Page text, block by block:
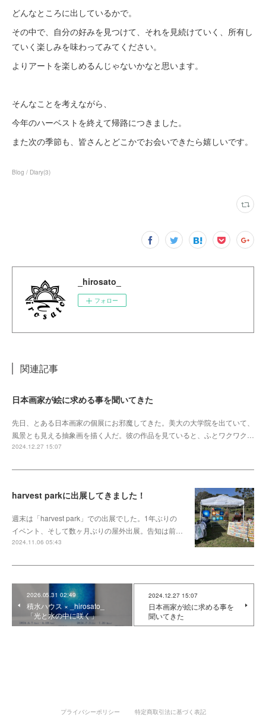
どんなところに出しているかで。
その中で、自分の好みを見つけて、それを見続けていく、所有し
ていく楽しみを味わってみてください。
よりアートを楽しめるんじゃないかなと思います。
そんなことを考えながら、
今年のハーベストを終えて帰路につきました。
また次の季節も、皆さんとどこかでお会いできたら嬉しいです。
Blog / Diary(3)
_hirosato_
フォロー
関連記事
日本画家が絵に求める事を聞いてきた
先日、とある日本画家の個展にお邪魔してきた。美大の大学院を出ていて、
風景とも見える抽象画を描く人だ。彼の作品を見ていると、ふとワクワク…
2024.12.27 15:07
harvest parkに出展してきました！
週末は「harvest park」での出展でした。1年ぶりの
イベント、そして数ヶ月ぶりの屋外出展。告知は前…
2024.11.06 05:43
2026.05.31 02:49
積水ハウス × _hirosato_
「光と水の中に咲く」
2024.12.27 15:07
日本画家が絵に求める事を
聞いてきた
プライバシーポリシー 特定商取引法に基づく表記